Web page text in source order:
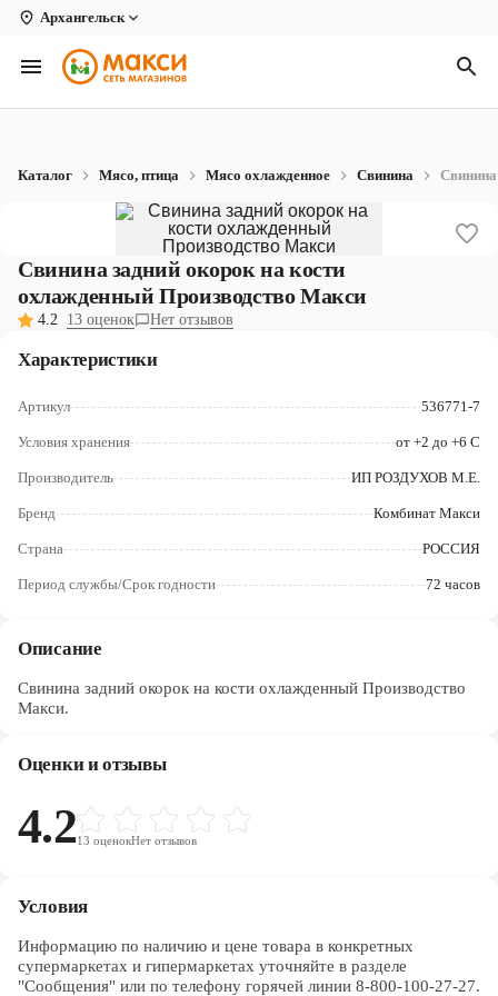
Архангельск
Вологда
Архангельск
Котлас
Новодвинск
Рыбинск
Череповец
Ярославль
Каталог Мясо, птица Мясо охлажденное Свинина
Свинина задний окорок на кости
охлажденный Производство Макси
4.2 13 оценок Нет отзывов
Характеристики
Артикул 536771-7
Условия хранения от +2 до +6 С
Производитель ИП РОЗДУХОВ М.Е.
Бренд Комбинат Макси
Страна РОССИЯ
Период службы/Срок годности 72 часов
Описание
Свинина задний окорок на кости охлажденный Производство
Макси.
Оценки и отзывы
4.213 оценокНет отзывов
Условия
Информацию по наличию и цене товара в конкретных
супермаркетах и гипермаркетах уточняйте в разделе
"Сообщения" или по телефону горячей линии 8-800-100-27-27.